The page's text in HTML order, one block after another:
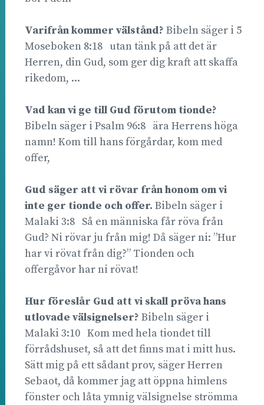
Varifrån kommer välstånd? Bibeln säger i 5
Moseboken 8:18 utan tänk på att det är
Herren, din Gud, som ger dig kraft att skaffa
rikedom, ...
Vad kan vi ge till Gud förutom tionde?
Bibeln säger i Psalm 96:8 ära Herrens höga
namn! Kom till hans förgårdar, kom med
offer,
Gud säger att vi rövar från honom om vi
inte ger tionde och offer. Bibeln säger i
Malaki 3:8 Så en människa får röva från
Gud? Ni rövar ju från mig! Då säger ni: ”Hur
har vi rövat från dig?” Tionden och
offergåvor har ni rövat!
Hur föreslår Gud att vi skall pröva hans
utlovade välsignelser? Bibeln säger i
Malaki 3:10 Kom med hela tiondet till
förrådshuset, så att det finns mat i mitt hus.
Sätt mig på ett sådant prov, säger Herren
Sebaot, då kommer jag att öppna himlens
fönster och låta ymnig välsignelse strömma